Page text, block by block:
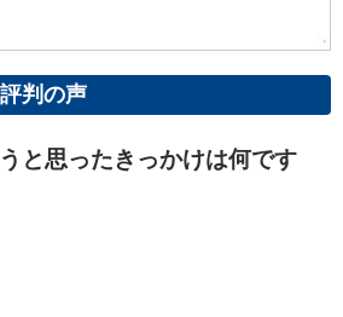
判の声
と思ったきっかけは何です